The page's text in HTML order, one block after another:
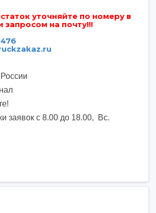
уточняйте по номеру в
запросом на почту!!!
!
заявок с 8.00 до 18.00, Вс.